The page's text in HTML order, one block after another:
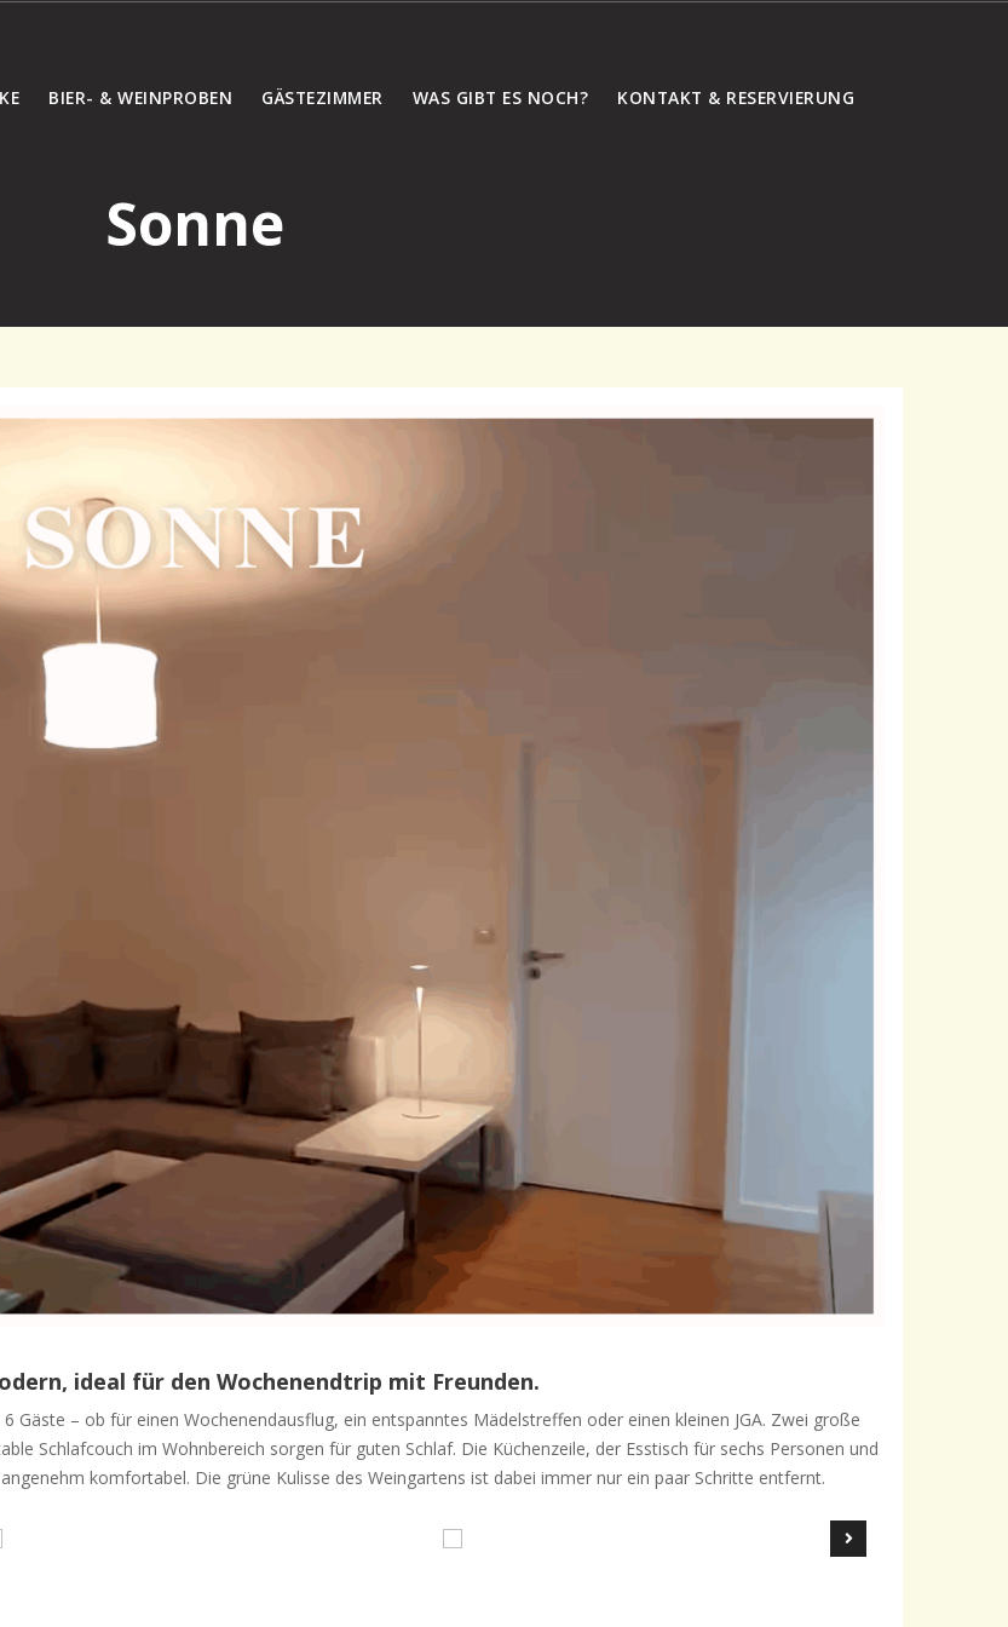
BIER- & WEINPROBEN GÄSTEZIMMER WAS GIBT ES NOCH? KONTAKT & RESERVIERUNG
Sonne
ideal für den Wochenendtrip mit Freunden.
Gäste – ob für einen Wochenendausflug, ein entspanntes Mädelstreffen oder einen kleinen JGA. Zwei große
Schlafcouch im Wohnbereich sorgen für guten Schlaf. Die Küchenzeile, der Esstisch für sechs Personen und
komfortabel. Die grüne Kulisse des Weingartens ist dabei immer nur ein paar Schritte entfernt.